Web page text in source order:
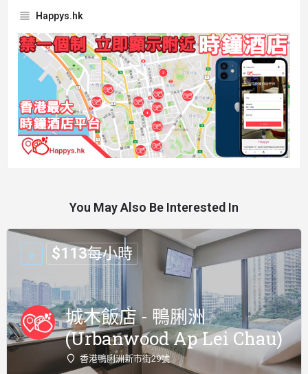
Happys.hk
You May Also Be Interested In
城木飯店 - 鴨脷洲
(Urbanwood Ap Lei Chau)
香港鴨脷洲新市街29號
$113每小時